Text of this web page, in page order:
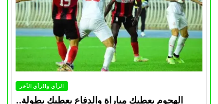
الرأي والرأي الأخر
الهجوم يعطيك مباراة والدفاع يعطيك بطولة..